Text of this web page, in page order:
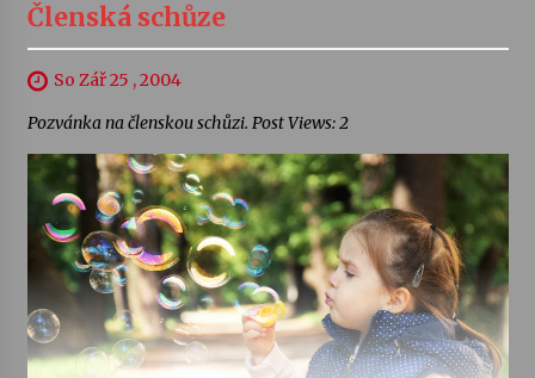
Členská schůze
So Zář 25 , 2004
Pozvánka na členskou schůzi. Post Views: 2